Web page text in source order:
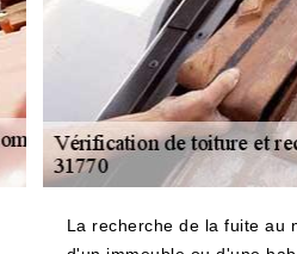
La recherche de la fuite au